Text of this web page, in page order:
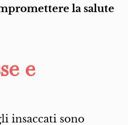
la salute
e
insaccati sono